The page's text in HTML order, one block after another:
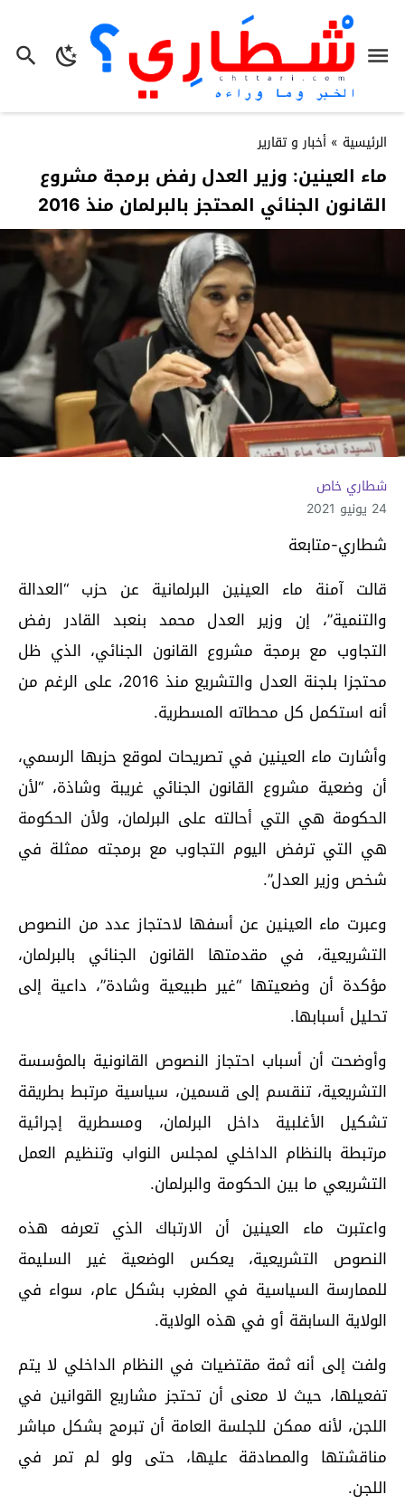
الرئيسية » أخبار و تقارير
ماء العينين: وزير العدل رفض برمجة مشروع
القانون الجنائي المحتجز بالبرلمان منذ 2016
شطاري خاص
24 يونيو 2021
شطاري-متابعة
قالت آمنة ماء العينين البرلمانية عن حزب “العدالة
والتنمية”، إن وزير العدل محمد بنعبد القادر رفض
التجاوب مع برمجة مشروع القانون الجنائي، الذي ظل
محتجزا بلجنة العدل والتشريع منذ 2016، على الرغم من
أنه استكمل كل محطاته المسطرية.
وأشارت ماء العينين في تصريحات لموقع حزبها الرسمي،
أن وضعية مشروع القانون الجنائي غريبة وشاذة، “لأن
الحكومة هي التي أحالته على البرلمان، ولأن الحكومة
هي التي ترفض اليوم التجاوب مع برمجته ممثلة في
شخص وزير العدل”.
وعبرت ماء العينين عن أسفها لاحتجاز عدد من النصوص
التشريعية، في مقدمتها القانون الجنائي بالبرلمان،
مؤكدة أن وضعيتها “غير طبيعية وشادة”، داعية إلى
تحليل أسبابها.
وأوضحت أن أسباب احتجاز النصوص القانونية بالمؤسسة
التشريعية، تنقسم إلى قسمين، سياسية مرتبط بطريقة
تشكيل الأغلبية داخل البرلمان، ومسطرية إجرائية
مرتبطة بالنظام الداخلي لمجلس النواب وتنظيم العمل
التشريعي ما بين الحكومة والبرلمان.
واعتبرت ماء العينين أن الارتباك الذي تعرفه هذه
النصوص التشريعية، يعكس الوضعية غير السليمة
للممارسة السياسية في المغرب بشكل عام، سواء في
الولاية السابقة أو في هذه الولاية.
ولفت إلى أنه ثمة مقتضيات في النظام الداخلي لا يتم
تفعيلها، حيث لا معنى أن تحتجز مشاريع القوانين في
اللجن، لأنه ممكن للجلسة العامة أن تبرمج بشكل مباشر
مناقشتها والمصادقة عليها، حتى ولو لم تمر في
اللجن.